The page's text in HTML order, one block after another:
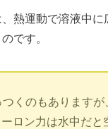
熱運動で溶液中
です。
くのもあります
ロン力は水中だと